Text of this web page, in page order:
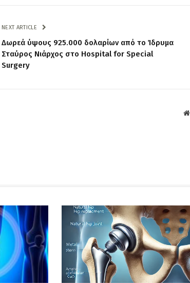
NEXT ARTICLE
Δωρεά ύψους 925.000 δολαρίων από το Ίδρυμα
Σταύρος Νιάρχος στο Hospital for Special
Surgery